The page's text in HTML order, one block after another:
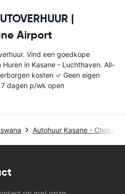
|
Airport
Vind een goedkope
in Kasane - Luchthaven. All-
kosten ✓ Geen eigen
dagen p/wk open
Autohuur Kasane - Chobe